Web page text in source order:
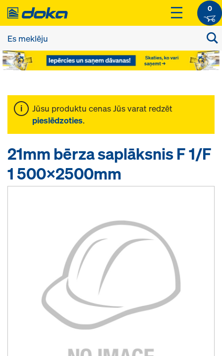
0
Jūsu produktu cenas Jūs varat redzēt
pieslēdzoties.
21mm bērza saplāksnis F 1/F
1 500x2500mm